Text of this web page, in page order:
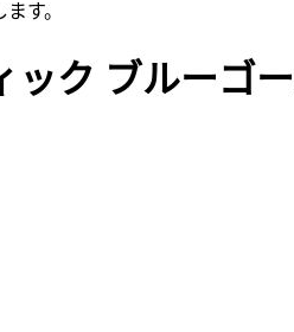
す。
ック ブルーゴ